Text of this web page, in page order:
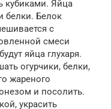
кубиками. Яйца
белки. Белок
с
смеси
яйца глухаря.
огурчики, белки,
жареного
и посолить.
украсить